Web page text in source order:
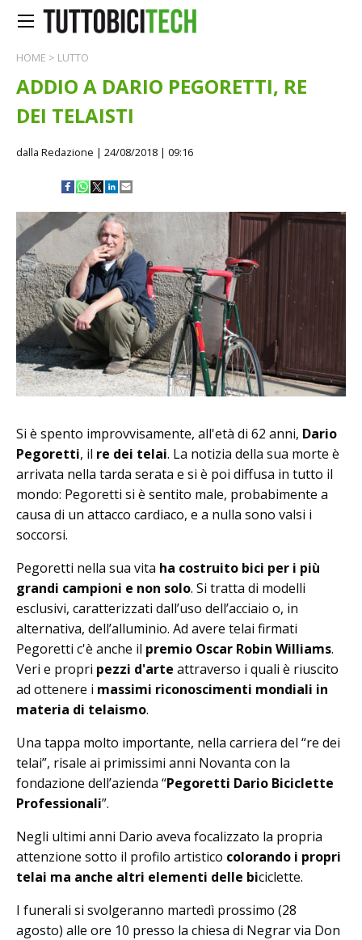
HOME > LUTTO
ADDIO A DARIO PEGORETTI, RE
DEI TELAISTI
dalla Redazione | 24/08/2018 | 09:16
Si è spento improvvisamente, all'età di 62 anni, Dario
Pegoretti, il re dei telai. La notizia della sua morte è
arrivata nella tarda serata e si è poi diffusa in tutto il
mondo: Pegoretti si è sentito male, probabimente a
causa di un attacco cardiaco, e a nulla sono valsi i
soccorsi.
Pegoretti nella sua vita ha costruito bici per i più
grandi campioni e non solo. Si tratta di modelli
esclusivi, caratterizzati dall’uso dell’acciaio o, in
alternativa, dell’alluminio. Ad avere telai firmati
Pegoretti c'è anche il premio Oscar Robin Williams.
Veri e propri pezzi d'arte attraverso i quali è riuscito
ad ottenere i massimi riconoscimenti mondiali in
materia di telaismo.
Una tappa molto importante, nella carriera del “re dei
telai”, risale ai primissimi anni Novanta con la
fondazione dell’azienda “Pegoretti Dario Biciclette
Professionali”.
Negli ultimi anni Dario aveva focalizzato la propria
attenzione sotto il profilo artistico colorando i propri
telai ma anche altri elementi delle biciclette.
I funerali si svolgeranno martedì prossimo (28
agosto) alle ore 10 presso la chiesa di Negrar via Don